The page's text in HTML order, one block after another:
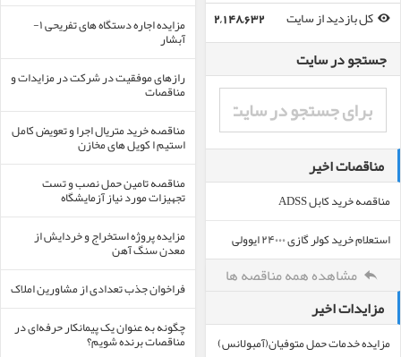
مزایده اجاره دستگاه های تفریحی ۱-
آبشار
رازهای موفقیت در شرکت در مزایدات و
مناقصات
مناقصه خرید متریال اجرا و تعویض کامل
استیم ا کویل های مخازن
مناقصه تامین حمل نصب و تست
تجهیزات مورد نیاز آزمایشگاه
مزایده پروژه استخراج و خردایش از
معدن سنگ آهن
فراخوان جذب تعدادی از مشاورین املاک
چگونه به عنوان یک پیمانکار حرفه‌ای در
مناقصات برنده شویم؟
کل بازدید از سایت
2,148,632
جستجو در سایت
مناقصات اخیر
مناقصه خرید کابل ADSS
استعلام خرید کولر گازی ۲۴۰۰۰ ایوولی
مشاهده همه مناقصه ها
مزایدات اخیر
مزایده خدمات حمل متوفیان(آمبولانس)